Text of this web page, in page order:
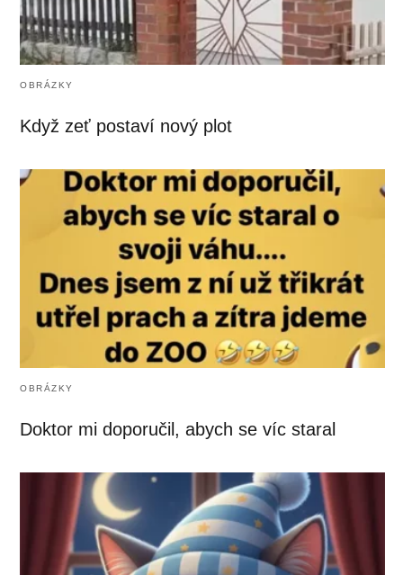
OBRÁZKY
Když zeť postaví nový plot
OBRÁZKY
Doktor mi doporučil, abych se víc staral